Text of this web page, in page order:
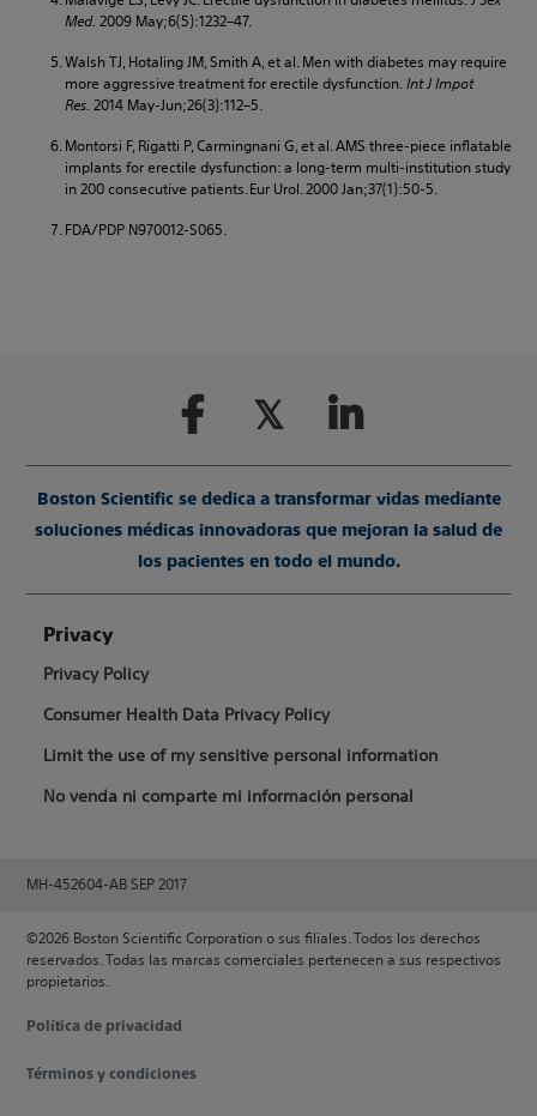
Med. 2009 May;6(5):1232–47.
Walsh TJ, Hotaling JM, Smith A, et al. Men with diabetes may require
more aggressive treatment for erectile dysfunction.Int J Impot
Res. 2014 May-Jun;26(3):112–5.
Montorsi F, Rigatti P, Carmingnani G, et al. AMS three-piece inflatable
implants for erectile dysfunction: a long-term multi-institution study
in 200 consecutive patients. Eur Urol. 2000 Jan;37(1):50-5.
FDA/PDP N970012-S065.
Boston Scientific se dedica a transformar vidas mediante
soluciones médicas innovadoras que mejoran la salud de
los pacientes en todo el mundo.
Privacy
Privacy Policy
Consumer Health Data Privacy Policy
Limit the use of my sensitive personal information
No venda ni comparte mi información personal
MH-452604-AB SEP 2017
©2026 Boston Scientific Corporation o sus filiales. Todos los derechos
reservados. Todas las marcas comerciales pertenecen a sus respectivos
propietarios.
Política de privacidad
Términos y condiciones